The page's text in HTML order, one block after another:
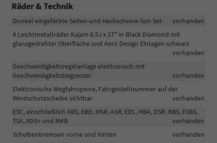
Räder & Technik
Dunkel eingefärbte Seiten-und Heckscheine-Sun Set-
vorhanden
4 Leichtmetallräder Kajam 6.5J x 17" in Black Diamond mit
glanzgedrehter Oberfläche und Aero Design Einlagen schwarz
vorhanden
Geschwindigkeitsregelanlage elektronisch mit
Geschwindigkeitsbegrenzer
vorhanden
Elektronische Wegfahrsperre, Fahrgestellnummer auf der
Windschutzscheibe sichtbar
vorhanden
ESC, einschließlich ABS, EBD, MSR, ASR, EDL, HBA, DSR, RBS, ESBS,
TSA, XDS+ und MKB
vorhanden
Scheibenbremsen vorne und hinten
vorhanden